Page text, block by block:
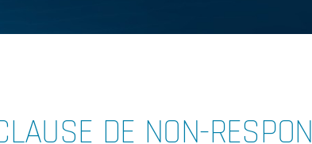
DE NON-